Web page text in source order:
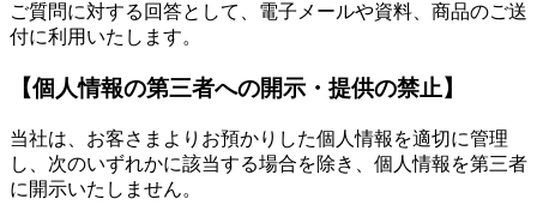
ご質問に対する回答として、電子メールや資料、商品のご送
付に利用いたします。
【個人情報の第三者への開示・提供の禁止】
当社は、お客さまよりお預かりした個人情報を適切に管理
し、次のいずれかに該当する場合を除き、個人情報を第三者
に開示いたしません。